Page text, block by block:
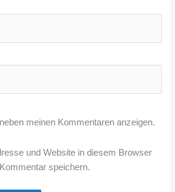
meinen Kommentaren anzeigen.
und Website in diesem Browser
speichern.